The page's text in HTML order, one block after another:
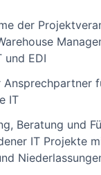
der
und EDI
Ansprechpartner
IT
Beratung und
IT Projekte